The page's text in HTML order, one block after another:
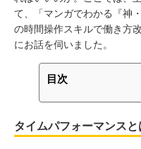
て、「マンガでわかる『神
の時間操作スキルで働き方
にお話を伺いました。
目次
タイムパフォーマンスと